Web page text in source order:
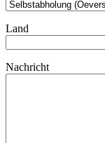
Land
Nachricht